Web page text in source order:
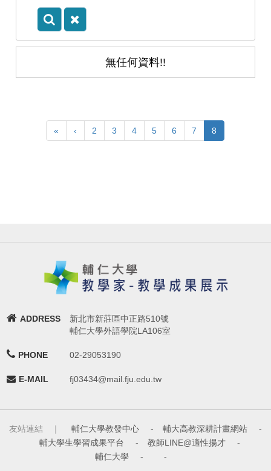
無任何資料!!
« ‹ 2 3 4 5 6 7 8
ADDRESS
新北市新莊區中正路510號
輔仁大學外語學院LA106室
PHONE 02-29053190
E-MAIL fj03434@mail.fju.edu.tw
友站連結 ｜ 輔仁大學教發中心 - 輔大高教深耕計畫網站
-
輔大學生學習成果平台
- 教師LINE@適性揚才
-
輔仁大學
- -